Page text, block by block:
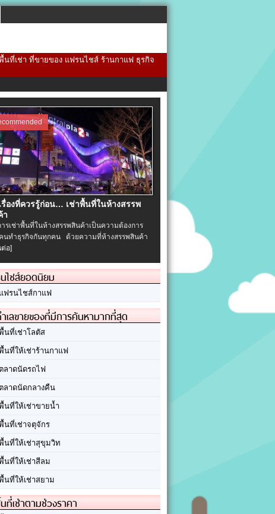
นที่เช่า ที่ขายของ แฟรนไชส์ ร้านกาแฟ ธุรกิจ
รื่องที่ควรรู้ก่อน… เช่าพื้นที่ในห้างสรรพ
า
เช่าพื้นที่ในห้างสรรพสินค้าเป็นความต้องการ
นทำธุรกิจกันทุกคน ด้วยความที่ห้างสรรพสินค้า
ต่อ]
ไชส์ยอดนิยม
แฟรนไชส์กาแฟ
เลขายของที่มีการค้นหามากที่สุด
นที่เช่าโลตัส
นที่ให้เช่าร้านกาแฟ
ตลาดนัดรถไฟ
ตลาดนัดกลางคืน
นที่ให้เช่าขายน้ำ
นที่เช่าจตุจักร
นที่ให้เช่าสุขุมวิท
นที่ให้เช่าสีลม
นที่ให้เช่าสยาม
ที่เช่าตามช่วงราคา